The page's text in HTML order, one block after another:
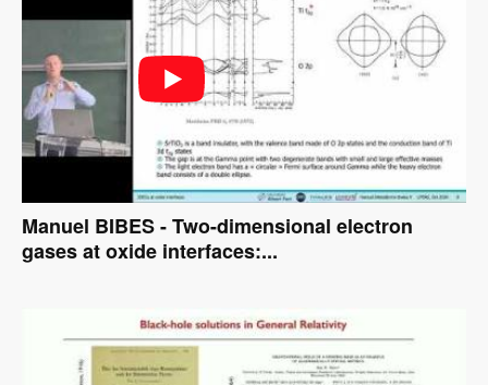
Manuel BIBES - Two-dimensional electron
gases at oxide interfaces:...